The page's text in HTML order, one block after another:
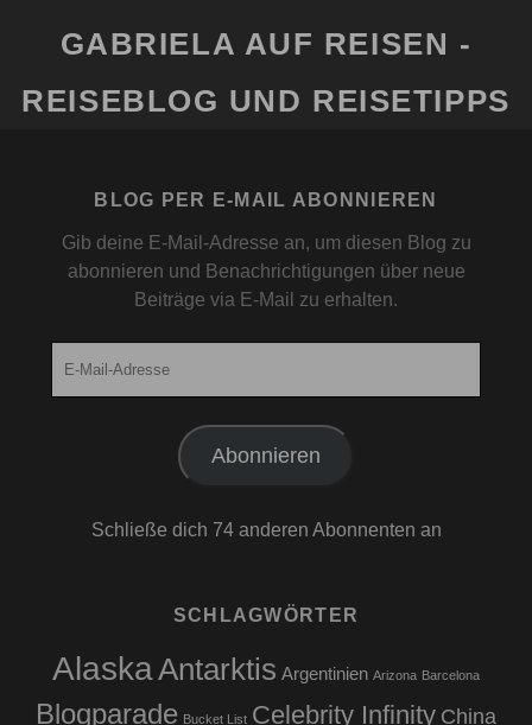
GABRIELA AUF REISEN -
REISEBLOG UND REISETIPPS
BLOG PER E-MAIL ABONNIEREN
Gib deine E-Mail-Adresse an, um diesen Blog zu
abonnieren und Benachrichtigungen über neue
Beiträge via E-Mail zu erhalten.
Abonnieren
Schließe dich 74 anderen Abonnenten an
SCHLAGWÖRTER
AlaskaAntarktis Argentinien Arizona Barcelona
Blogparade Bucket List Celebrity Infinity China